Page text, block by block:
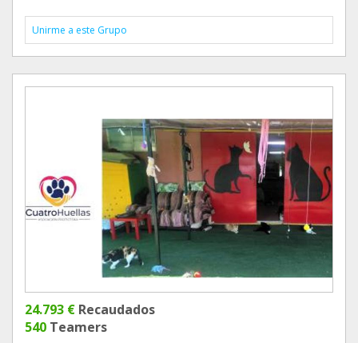
Unirme a este Grupo
24.793 € Recaudados
540 Teamers